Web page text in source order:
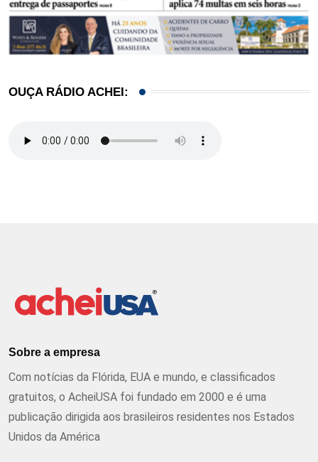
OUÇA RÁDIO ACHEI:
Sobre a empresa
Com notícias da Flórida, EUA e mundo, e classificados
gratuitos, o AcheiUSA foi fundado em 2000 e é uma
publicação dirigida aos brasileiros residentes nos Estados
Unidos da América